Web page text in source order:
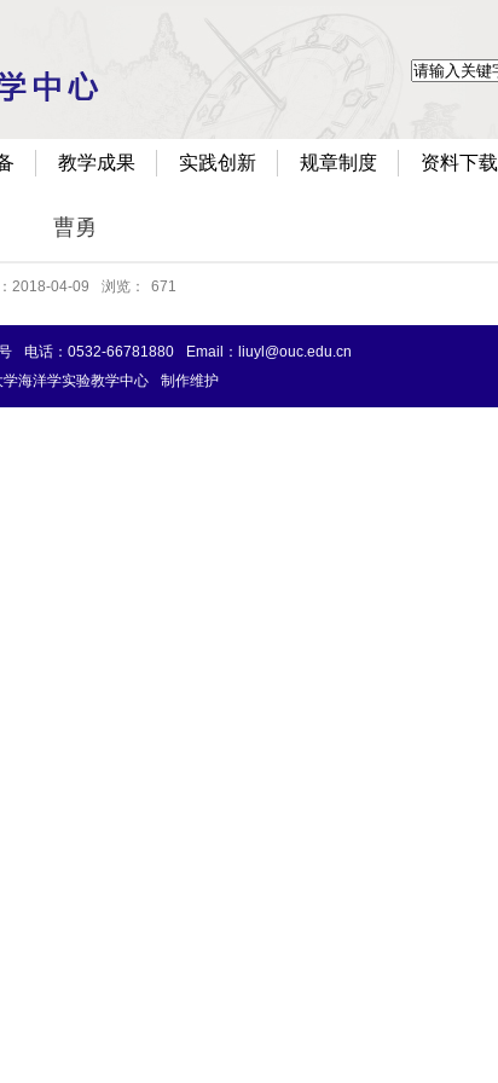
教学成果 实践创新 规章制度 资料下载
曹勇
2018-04-09 浏览： 671
电话：0532-66781880
Email：liuyl@ouc.edu.cn
海洋学实验教学中心
制作维护